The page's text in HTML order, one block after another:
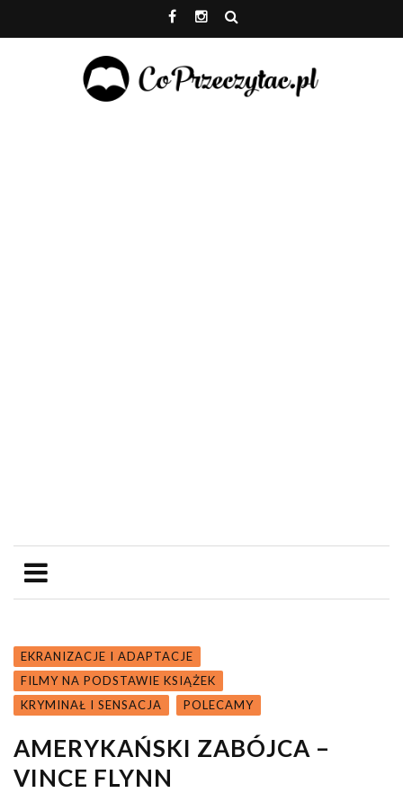
EKRANIZACJE I ADAPTACJE
FILMY NA PODSTAWIE KSIĄŻEK
KRYMINAŁ I SENSACJA
POLECAMY
AMERYKAŃSKI ZABÓJCA –
VINCE FLYNN